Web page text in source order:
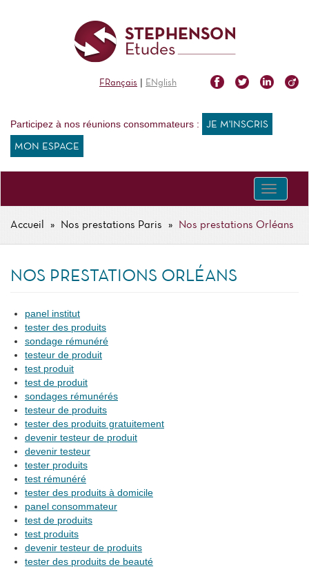
FRançais | ENglish
Participez à nos réunions consommateurs : JE M'INSCRIS
MON ESPACE
Toggle
FIL
D'ARIANE
Accueil Nos prestations Paris Nos prestations Orléans
NOS PRESTATIONS ORLÉANS
panel institut
tester des produits
sondage rémunéré
testeur de produit
test produit
test de produit
sondages rémunérés
testeur de produits
tester des produits gratuitement
devenir testeur de produit
devenir testeur
tester produits
test rémunéré
tester des produits à domicile
panel consommateur
test de produits
test produits
devenir testeur de produits
tester des produits de beauté